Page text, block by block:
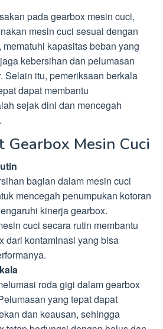
pada gearbox mesin cuci,
mesin cuci sesuai dengan
kapasitas beban yang
kebersihan dan pelumasan
Selain itu, pemeriksaan berkala
dapat membantu
sejak dini dan mencegah
Gearbox Mesin Cuci
bagian dalam mesin cuci
mencegah penumpukan kotoran
kinerja gearbox.
cuci secara rutin membantu
dari kontaminasi yang bisa
roda gigi dalam gearbox
yang tepat dapat
dan keausan, sehingga